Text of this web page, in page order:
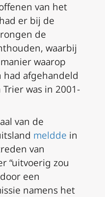
van het
er bij de
de
waarbij
waarop
had afgehandeld
was in 2001-
van de
meldde in
van
“uitvoerig zou
een
namens het